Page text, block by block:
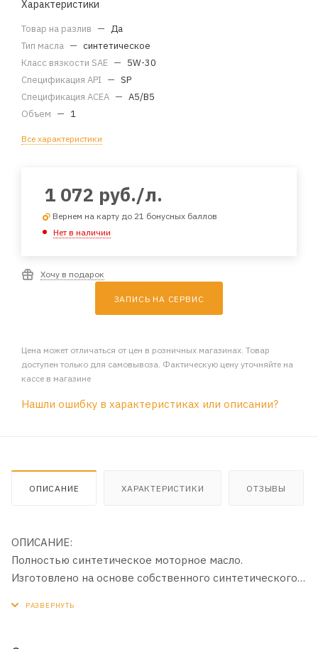
Характеристики
Товар на разлив — Да
Тип масла — синтетическое
Класс вязкости SAE — 5W-30
Спецификация API — SP
Спецификация ACEA — A5/B5
Объем — 1
Все характеристики
1 072 руб./л.
Вернем на карту до 21 бонусных баллов
Нет в наличии
Хочу в подарок
ЗАПИСЬ НА СЕРВИС
Цена может отличаться от цен в розничных магазинах. Товар
доступен только для самовывоза. Фактическую цену уточняйте на
кассе в магазине
Нашли ошибку в характеристиках или описании?
ОПИСАНИЕ ХАРАКТЕРИСТИКИ ОТЗЫВЫ
ОПИСАНИЕ:
Полностью синтетическое моторное масло.
Изготовлено на основе собственного синтетического